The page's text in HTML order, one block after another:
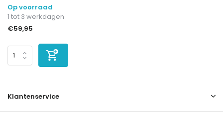
Op voorraad
1 tot 3 werkdagen
€59,95
Klantenservice